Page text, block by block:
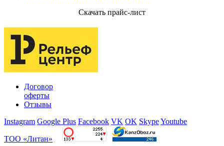
Скачать прайс-лист
Договор
оферты
Отзывы
Instagram Google Plus Facebook VK OK SkypeYoutube
ТОО «Литан»